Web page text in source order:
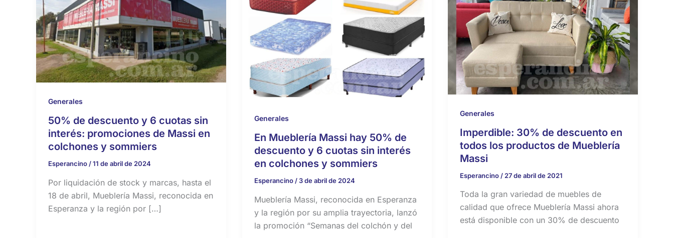
Generales
50% de descuento y 6 cuotas sin
interés: promociones de Massi en
colchones y sommiers
Esperancino /11 de abril de 2024
Por liquidación de stock y marcas, hasta el
18 de abril, Mueblería Massi, reconocida en
Esperanza y la región por […]
Generales
En Mueblería Massi hay 50% de
descuento y 6 cuotas sin interés
en colchones y sommiers
Esperancino /3 de abril de 2024
Mueblería Massi, reconocida en Esperanza
y la región por su amplia trayectoria, lanzó
la promoción “Semanas del colchón y del
Generales
Imperdible: 30% de descuento en
todos los productos de Mueblería
Massi
Esperancino / 27 de abril de 2021
Toda la gran variedad de muebles de
calidad que ofrece Mueblería Massi ahora
está disponible con un 30% de descuento